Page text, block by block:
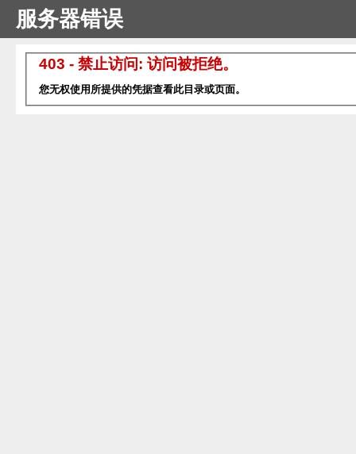
服务器错误
403 - 禁止访问: 访问被拒绝。
您无权使用所提供的凭据查看此目录或页面。